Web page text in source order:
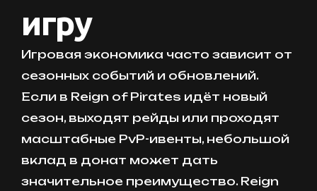
игру
Игровая экономика часто зависит от
сезонных событий и обновлений.
Если в Reign of Pirates идёт новый
сезон, выходят рейды или проходят
масштабные PvP-ивенты, небольшой
вклад в донат может дать
значительное преимущество. Reign